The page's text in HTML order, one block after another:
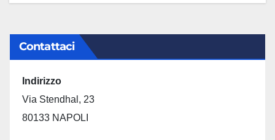
Contattaci
Indirizzo
Via Stendhal, 23
80133 NAPOLI